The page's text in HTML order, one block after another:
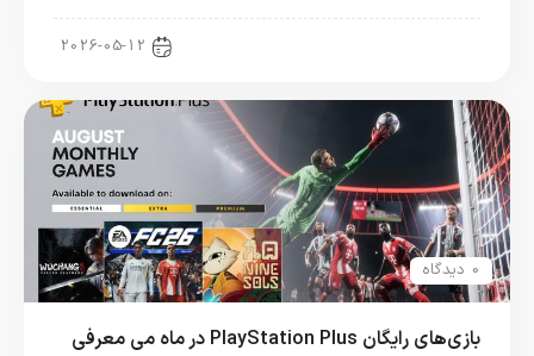
2026-05-12
0 دیدگاه
بازی‌های رایگان PlayStation Plus در ماه می معرفی